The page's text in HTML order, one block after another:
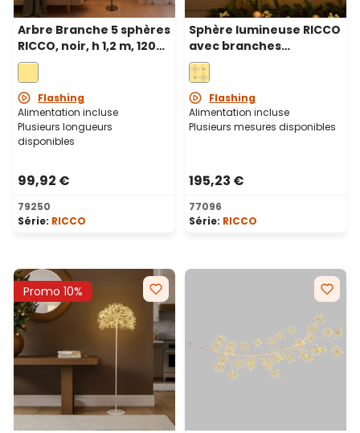
Arbre Branche 5 sphères
RICCO, noir, h 1,2 m, 1200
microled blanc chaud,
intérieur
Flashing
Alimentation incluse
Plusieurs longueurs
disponibles
99,92 €
79250
Série: RICCO
Sphère lumineuse RICCO
avec branches
blanches, Ø 80 cm, 2500
microled blanc chaud,
intérieur
Flashing
Alimentation incluse
Plusieurs mesures disponibles
195,23 €
77096
Série: RICCO
Promo 10%